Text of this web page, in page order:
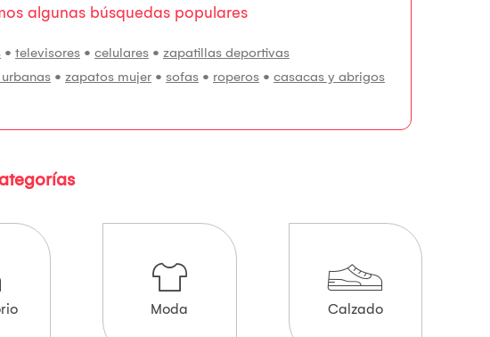
algunas búsquedas populares
• televisores • celulares • zapatillas deportivas
• zapatos mujer • sofas • roperos • casacas y abrigos
Moda Calzado